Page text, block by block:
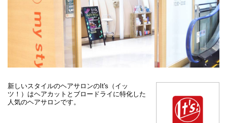
新しいスタイルのヘアサロンのIt's（イッ
ツ！）はヘアカットとブロードライに特化した
人気のヘアサロンです。